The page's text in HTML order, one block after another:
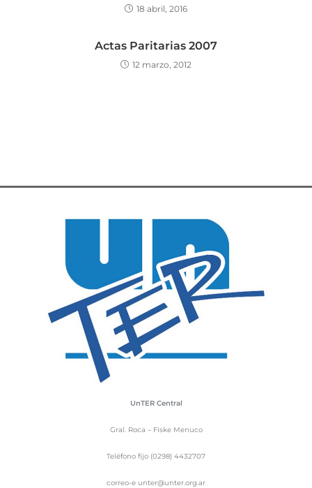
18 abril, 2016
Actas Paritarias 2007
12 marzo, 2012
UnTER Central
Gral. Roca – Fiske Menuco
Teléfono fijo (0298) 4432707
correo-e unter@unter.org.ar